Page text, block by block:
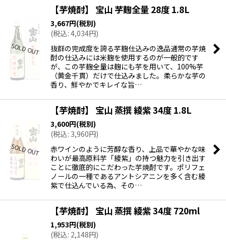
【芋焼酎】 宝山 芋麹全量 28度 1.8L
3,667円(税別)
(税込: 4,034円)
抜群の完成度を誇る芋麹仕込みの逸品通常の芋焼
酎の仕込みには米麹を使用するのが一般的です
が、この芋麹全量は麹にも芋を用いて、100%芋
（黄金千貫）だけで仕込みました。柔らかな芋の
香り、鮮やかでキレイな旨…
【芋焼酎】 宝山 蒸撰 綾紫 34度 1.8L
3,600円(税別)
(税込: 3,960円)
赤ワインのように芳醇な香り、上品で華やかな味
わいが最高原料芋「綾紫」の持つ魅力を引き出す
ことに徹底的にこだわった芋焼酎です。ポリフェ
ノールの一種であるアントシアニンを多く含む綾
紫で仕込んでいる為、その…
【芋焼酎】 宝山 蒸撰 綾紫 34度 720ml
1,953円(税別)
(税込: 2,148円)